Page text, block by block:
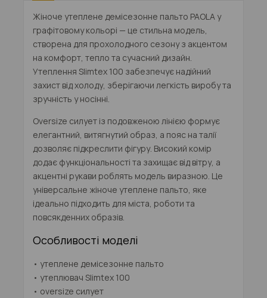
Жіноче утеплене демісезонне пальто PAOLA у
графітовому кольорі — це стильна модель,
створена для прохолодного сезону з акцентом
на комфорт, тепло та сучасний дизайн.
Утеплення Slimtex 100 забезпечує надійний
захист від холоду, зберігаючи легкість виробу та
зручність у носінні.
Oversize силует із подовженою лінією формує
елегантний, витягнутий образ, а пояс на талії
дозволяє підкреслити фігуру. Високий комір
додає функціональності та захищає від вітру, а
акцентні рукави роблять модель виразною. Це
універсальне жіноче утеплене пальто, яке
ідеально підходить для міста, роботи та
повсякденних образів.
Особливості моделі
• утеплене демісезонне пальто
• утеплювач Slimtex 100
• oversize силует